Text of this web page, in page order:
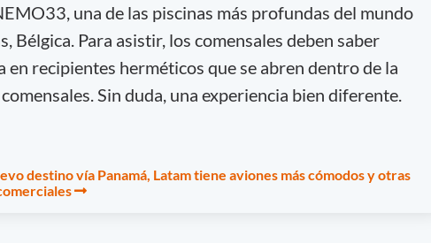
una de las piscinas más profundas del mundo
Bélgica. Para asistir, los comensales deben saber
en recipientes herméticos que se abren dentro de la
Sin duda, una experiencia bien diferente.
destino vía Panamá, Latam tiene aviones más cómodos y otras